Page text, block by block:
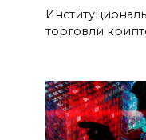
торговли